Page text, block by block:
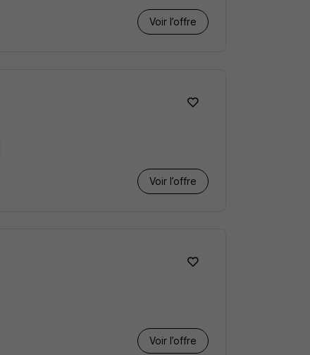
Voir l’offre
Voir l’offre
Voir l’offre